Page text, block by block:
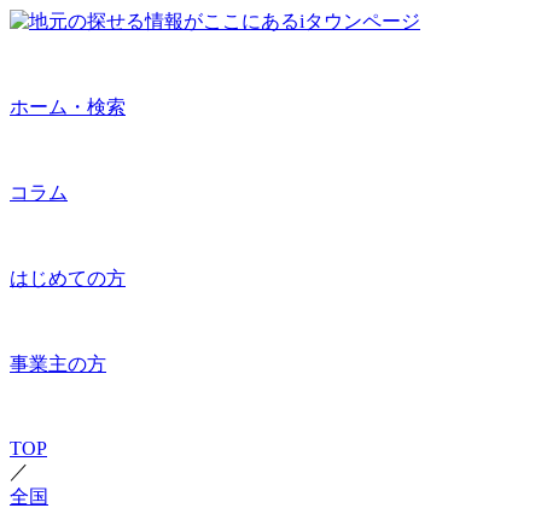
ホーム・検索
コラム
はじめての方
事業主の方
TOP
／
全国